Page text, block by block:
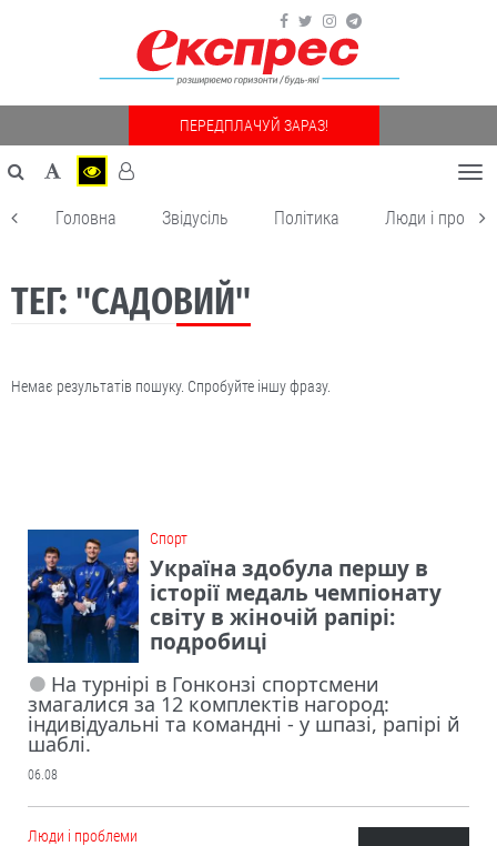
ПЕРЕДПЛАЧУЙ ЗАРАЗ!
Головна Звідусіль Політика Люди і
ТЕГ: "САДОВИЙ"
Немає результатів пошуку. Спробуйте іншу фразу.
Cпорт
Україна здобула першу в
історії медаль чемпіонату
світу в жіночій рапірі:
подробиці
На турнірі в Гонконзі спортсмени
змагалися за 12 комплектів нагород:
індивідуальні та командні - у шпазі, рапірі й
шаблі.
06.08
Люди і проблеми